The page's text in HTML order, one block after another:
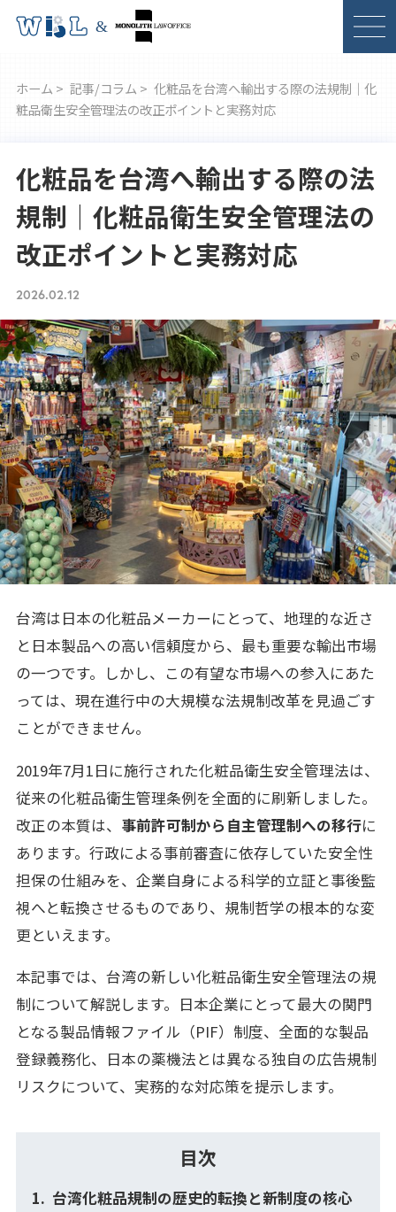
ホーム > 記事/コラム > 化粧品を台湾へ輸出する際の法規制｜化
粧品衛生安全管理法の改正ポイントと実務対応
化粧品を台湾へ輸出する際の法
規制｜化粧品衛生安全管理法の
改正ポイントと実務対応
2026.02.12
台湾は日本の化粧品メーカーにとって、地理的な近さ
と日本製品への高い信頼度から、最も重要な輸出市場
の一つです。しかし、この有望な市場への参入にあた
っては、現在進行中の大規模な法規制改革を見過ごす
ことができません。
2019年7月1日に施行された化粧品衛生安全管理法は、
従来の化粧品衛生管理条例を全面的に刷新しました。
改正の本質は、 事前許可制から自主管理制への移行に
あります。行政による事前審査に依存していた安全性
担保の仕組みを、企業自身による科学的立証と事後監
視へと転換させるものであり、規制哲学の根本的な変
更といえます。
本記事では、台湾の新しい化粧品衛生安全管理法の規
制について解説します。日本企業にとって最大の関門
となる製品情報ファイル（PIF）制度、全面的な製品
登録義務化、日本の薬機法とは異なる独自の広告規制
リスクについて、実務的な対応策を提示します。
目次
台湾化粧品規制の歴史的転換と新制度の核心